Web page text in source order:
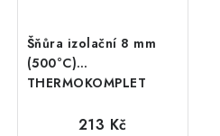
Šňůra izolační 8 mm
(500°C)
THERMOKOMPLET
213 Kč